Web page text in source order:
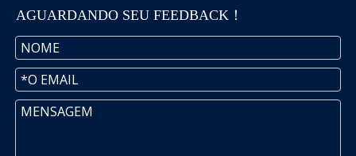
AGUARDANDO SEU FEEDBACK！